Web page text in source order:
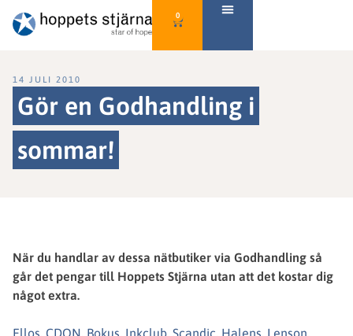
0
14 JULI 2010
Gör en Godhandling i
sommar!
När du handlar av dessa nätbutiker via Godhandling så
går det pengar till Hoppets Stjärna utan att det kostar dig
något extra.
Ellos, CDON, Bokus, Inkclub, Scandic, Halens, Lenson,